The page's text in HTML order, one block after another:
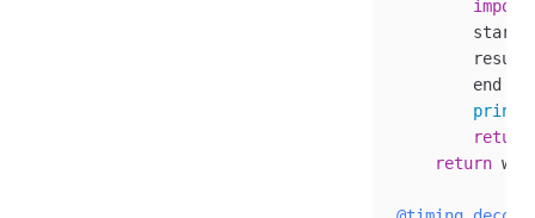
        import
        start
        end
        print
        return
    return